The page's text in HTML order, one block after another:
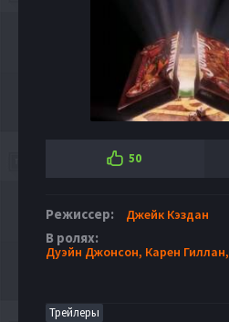
50
Режиссер: Джейк Кэздан
В ролях:
Дуэйн Джонсон, Карен Гиллан,
Трейлеры